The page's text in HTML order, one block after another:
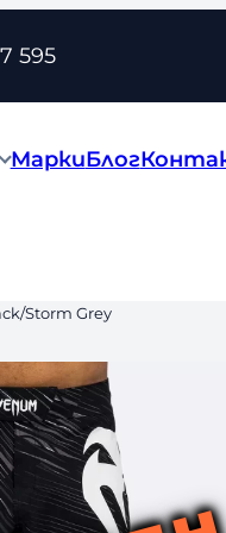
595
МаркиБлог
Storm Grey